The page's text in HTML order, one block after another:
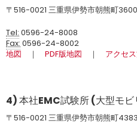
〒516-0021 三重県伊勢市朝熊町
Tel:0596-24-8008
Fax:0596-24-8002
地図 ｜ PDF版地図 ｜ アクセ
4) 本社EMC試験所 (大型モ
〒516-0021 三重県伊勢市朝熊町